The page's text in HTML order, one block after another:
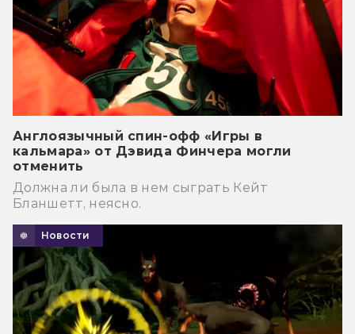
Англоязычный спин-офф «Игры в
кальмара» от Дэвида Финчера могли
отменить
Должна ли была в нем сыграть Кейт
Бланшетт, неясно.
Новости